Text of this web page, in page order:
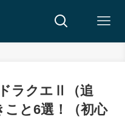
ドラクエⅡ（追
と6選！（初心